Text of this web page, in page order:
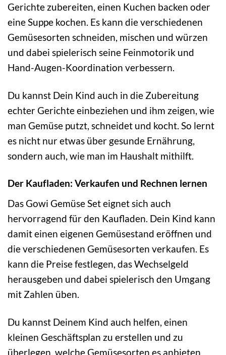
Gerichte zubereiten, einen Kuchen backen oder
eine Suppe kochen. Es kann die verschiedenen
Gemüsesorten schneiden, mischen und würzen
und dabei spielerisch seine Feinmotorik und
Hand-Augen-Koordination verbessern.
Du kannst Dein Kind auch in die Zubereitung
echter Gerichte einbeziehen und ihm zeigen, wie
man Gemüse putzt, schneidet und kocht. So lernt
es nicht nur etwas über gesunde Ernährung,
sondern auch, wie man im Haushalt mithilft.
Der Kaufladen: Verkaufen und Rechnen lernen
Das Gowi Gemüse Set eignet sich auch
hervorragend für den Kaufladen. Dein Kind kann
damit einen eigenen Gemüsestand eröffnen und
die verschiedenen Gemüsesorten verkaufen. Es
kann die Preise festlegen, das Wechselgeld
herausgeben und dabei spielerisch den Umgang
mit Zahlen üben.
Du kannst Deinem Kind auch helfen, einen
kleinen Geschäftsplan zu erstellen und zu
überlegen, welche Gemüsesorten es anbieten